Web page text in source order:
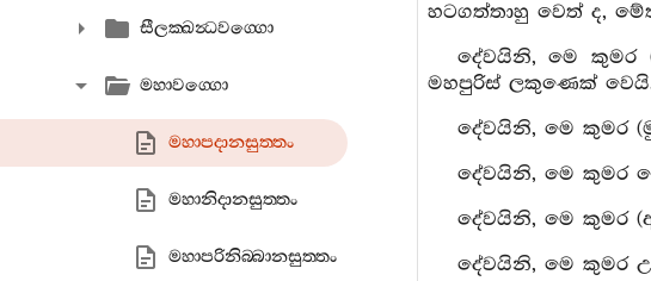
සීලක‍්ඛන්‍ධවග‍්ගො
මහාවග‍්ගො
මහාපදානසුත‍්තං
මහානිදානසුත‍්තං
මහාපරිනිබ‍්බානසුත‍්තං
හටගත්තාහු වෙත් ද,
දේවයිනි, මෙ කුමර
මහපුරිස් ලකුණෙක්
දේවයිනි, මෙ කුමර
දේවයිනි, මෙ කුමර
දේවයිනි, මෙ කුමර
දේවයිනි, මෙ කුමර